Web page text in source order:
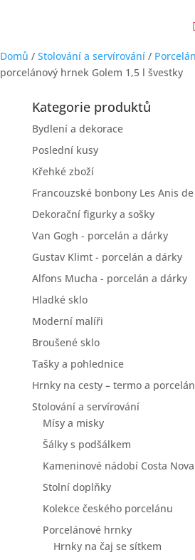
Domů / Stolování a servírování /
porcelánový hrnek Golem 1,5 l švestky
Kategorie produktů
Bydlení a dekorace
Poslední kusy
Křehké zboží
Francouzské bonbony Les Anis
Dekorační figurky a sošky
Van Gogh - porcelán a dárky
Gustav Klimt - porcelán a dárky
Alfons Mucha - porcelán a dárky
Hladké sklo
Moderní malíři
Broušené sklo
Tašky a pohlednice
Hrnky na cesty – termo a
Stolování a servírování
Mísy a misky
Šálky s podšálkem
Kameninové nádobí Costa Nova
Stolní doplňky
Kolekce českého porcelánu
Porcelánové hrnky
Hrnky na čaj se sítkem